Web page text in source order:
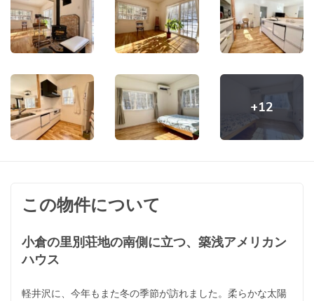
+12
この物件について
小倉の里別荘地の南側に立つ、築浅アメリカン
ハウス
軽井沢に、今年もまた冬の季節が訪れました。柔らかな太陽